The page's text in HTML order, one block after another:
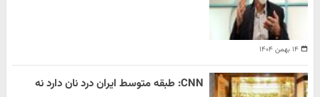
۱۴ بهمن ۱۴۰۴
CNN: طبقه متوسط ایران درد نان دارد نه